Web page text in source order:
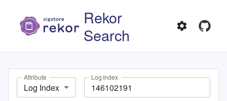
Rekor
Search
Attribute
Log Index
Log Index